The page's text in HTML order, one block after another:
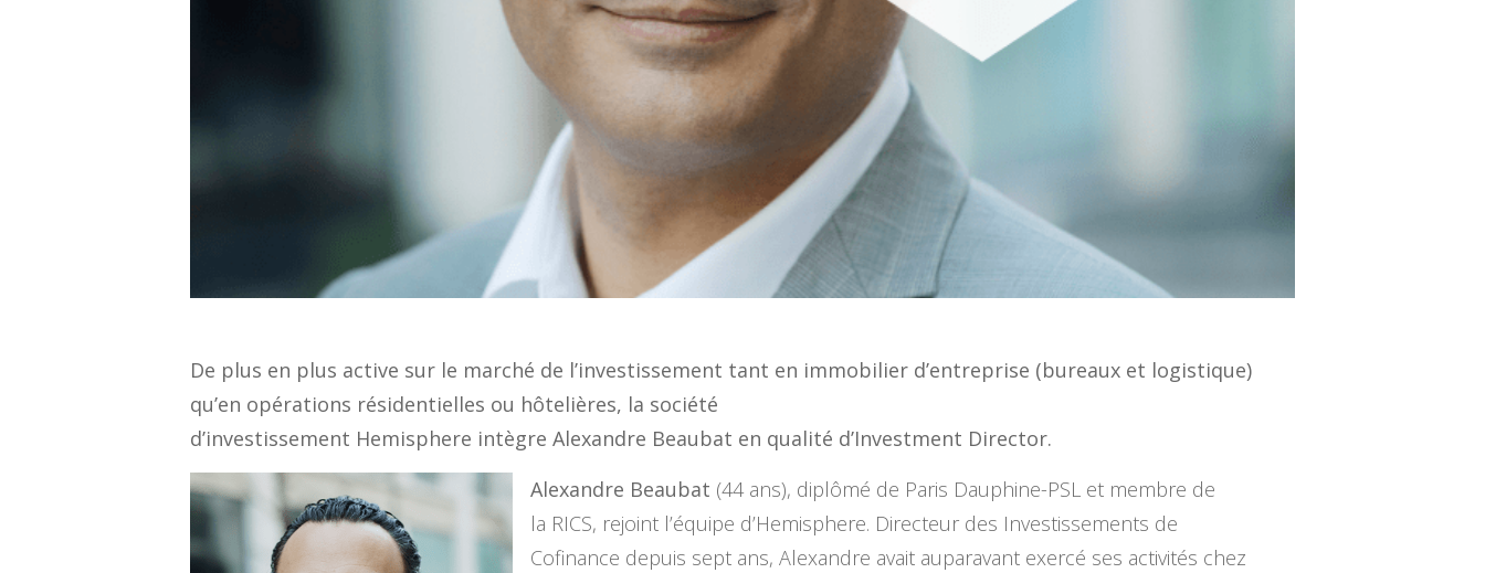
De plus en plus active sur le marché de l’investissement tant en immobilier d’entreprise (bureaux et logistique)
qu’en opérations résidentielles ou hôtelières, la société
d’investissement Hemisphere intègre Alexandre Beaubat en qualité d’Investment Director.
Alexandre Beaubat (44 ans), diplômé de Paris Dauphine-PSL et membre de
la RICS, rejoint l’équipe d’Hemisphere. Directeur des Investissements de
Cofinance depuis sept ans, Alexandre avait auparavant exercé ses activités chez